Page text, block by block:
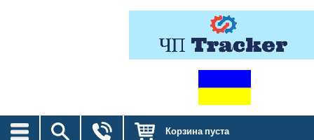
Корзина пуста